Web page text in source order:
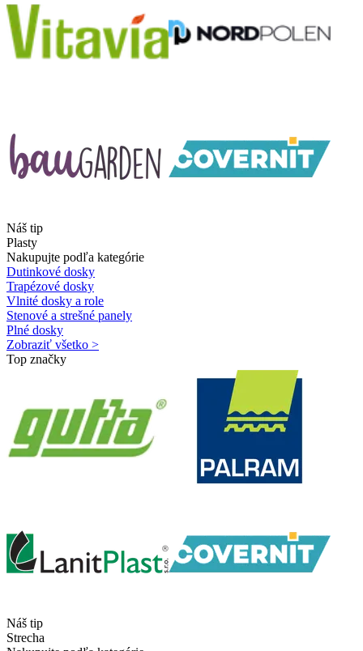
Náš tip
Plasty
Nakupujte podľa kategórie
Dutinkové dosky
Trapézové dosky
Vlnité dosky a role
Stenové a strešné panely
Plné dosky
Zobraziť všetko >
Top značky
Náš tip
Strecha